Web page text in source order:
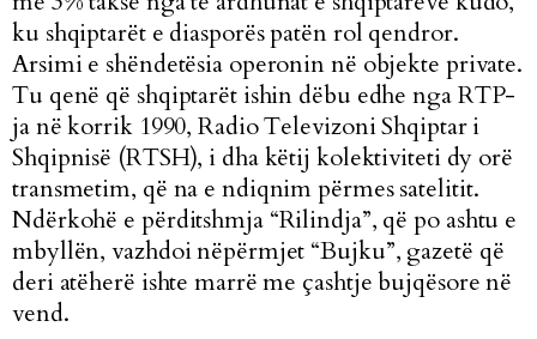
ku shqiptarët e diasporës patën rol qendror.
Arsimi e shëndetësia operonin në objekte private.
Tu qenë që shqiptarët ishin dëbu edhe nga RTP-
ja në korrik 1990, Radio Televizoni Shqiptar i
Shqipnisë (RTSH), i dha këtij kolektiviteti dy orë
transmetim, që na e ndiqnim përmes satelitit.
Ndërkohë e përditshmja “Rilindja”, që po ashtu e
mbyllën, vazhdoi nëpërmjet “Bujku”, gazetë që
deri atëherë ishte marrë me çashtje bujqësore në
vend.